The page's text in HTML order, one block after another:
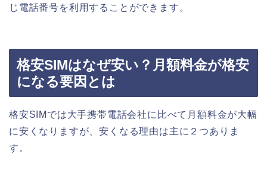
じ電話番号を利用することができます。
格安SIMはなぜ安い？月額料金が格安
になる要因とは
格安SIMでは大手携帯電話会社に比べて月額料金が大幅
に安くなりますが、安くなる理由は主に２つありま
す。